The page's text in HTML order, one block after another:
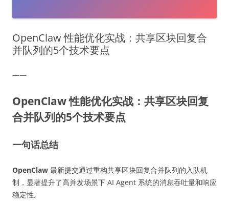
OpenClaw 性能优化实战：共享区块回复合
并队列的5个技术要点
——
OpenClaw 性能优化实战：共享区块回复
合并队列的5个技术要点
一句话总结
OpenClaw 最新提交通过重构共享区块回复合并队列的入队机
制，显著提升了高并发场景下 AI Agent 系统的消息吞吐量和响应
稳定性。